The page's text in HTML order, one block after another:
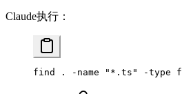
Claude执行：
find . -name "*.ts" -type f